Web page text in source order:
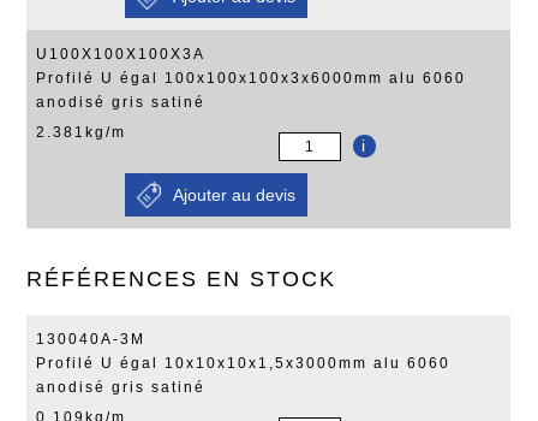
U100X100X100X3A
Profilé U égal 100x100x100x3x6000mm alu 6060
anodisé gris satiné
2.381kg/m
i
RÉFÉRENCES EN STOCK
130040A-3M
Profilé U égal 10x10x10x1,5x3000mm alu 6060
anodisé gris satiné